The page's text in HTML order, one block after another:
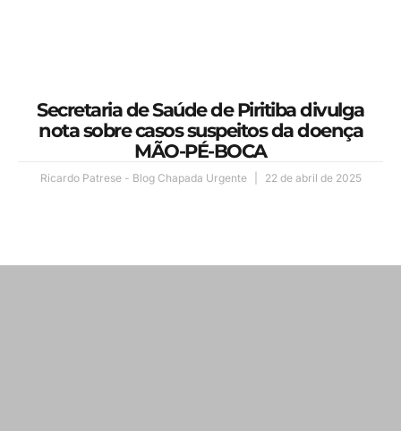
Secretaria de Saúde de Piritiba divulga
nota sobre casos suspeitos da doença
MÃO-PÉ-BOCA
Ricardo Patrese - Blog Chapada Urgente 22 de abril de 2025